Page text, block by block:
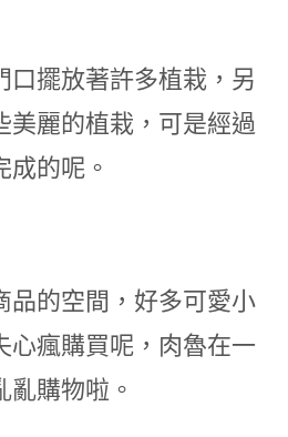
口擺放著許多植栽，另
美麗的植栽，可是經過
成的呢。
品的空間，好多可愛小
心瘋購買呢，肉魯在一
亂購物啦。